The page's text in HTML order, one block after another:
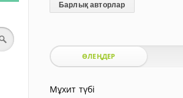
Барлық авторлар
ӨЛЕҢДЕР
Мұхит түбі